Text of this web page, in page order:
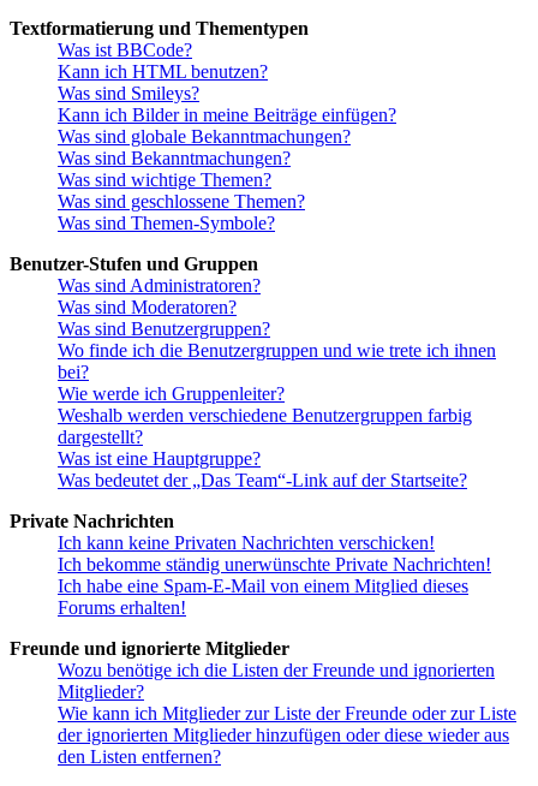
Textformatierung und Thementypen
Was ist BBCode?
Kann ich HTML benutzen?
Was sind Smileys?
Kann ich Bilder in meine Beiträge einfügen?
Was sind globale Bekanntmachungen?
Was sind Bekanntmachungen?
Was sind wichtige Themen?
Was sind geschlossene Themen?
Was sind Themen-Symbole?
Benutzer-Stufen und Gruppen
Was sind Administratoren?
Was sind Moderatoren?
Was sind Benutzergruppen?
Wo finde ich die Benutzergruppen und wie trete ich ihnen
bei?
Wie werde ich Gruppenleiter?
Weshalb werden verschiedene Benutzergruppen farbig
dargestellt?
Was ist eine Hauptgruppe?
Was bedeutet der „Das Team“-Link auf der Startseite?
Private Nachrichten
Ich kann keine Privaten Nachrichten verschicken!
Ich bekomme ständig unerwünschte Private Nachrichten!
Ich habe eine Spam-E-Mail von einem Mitglied dieses
Forums erhalten!
Freunde und ignorierte Mitglieder
Wozu benötige ich die Listen der Freunde und ignorierten
Mitglieder?
Wie kann ich Mitglieder zur Liste der Freunde oder zur Liste
der ignorierten Mitglieder hinzufügen oder diese wieder aus
den Listen entfernen?